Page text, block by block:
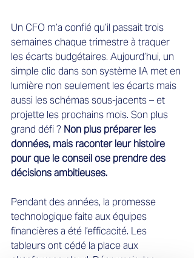
Un CFO m’a confié qu’il passait trois
semaines chaque trimestre à traquer
les écarts budgétaires. Aujourd’hui, un
simple clic dans son système IA met en
lumière non seulement les écarts mais
aussi les schémas sous-jacents – et
projette les prochains mois. Son plus
grand défi ? Non plus préparer les
données, mais raconter leur histoire
pour que le conseil ose prendre des
décisions ambitieuses.
Pendant des années, la promesse
technologique faite aux équipes
financières a été l’efficacité. Les
tableurs ont cédé la place aux